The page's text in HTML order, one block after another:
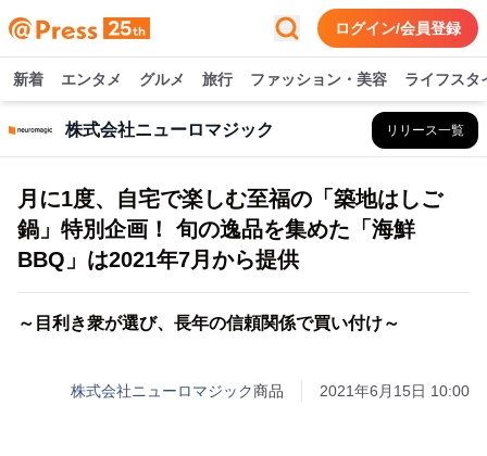
ログイン/会員登録
新着 エンタメ グルメ 旅行 ファッション・美容 ライフスタ
株式会社ニューロマジック リリース一覧
月に1度、自宅で楽しむ至福の「築地はしご
鍋」特別企画！ 旬の逸品を集めた「海鮮
BBQ」は2021年7月から提供
～目利き衆が選び、長年の信頼関係で買い付け～
株式会社ニューロマジック商品 2021年6月15日 10:00